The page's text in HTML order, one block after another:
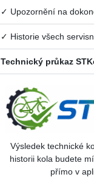
✓ Upozornění na
✓ Historie všech
Technický průkaz
Výsledek technické
historii kola budete
přímo v